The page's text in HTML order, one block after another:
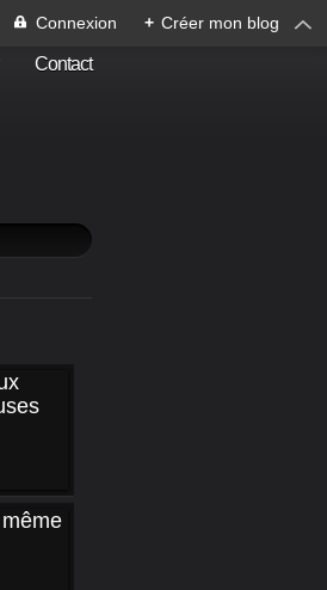
Connexion + Créer mon blog
Contact